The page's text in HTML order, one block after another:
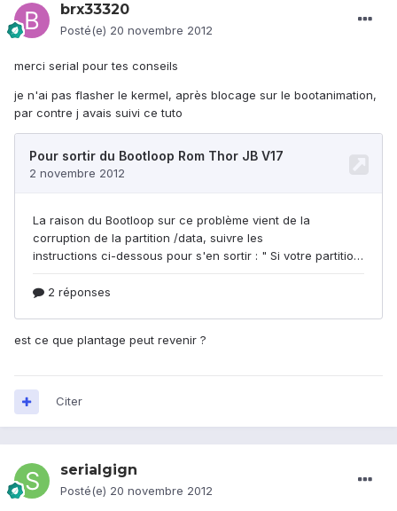
brx33320
Posté(e) 20 novembre 2012
merci serial pour tes conseils
je n'ai pas flasher le kermel, après blocage sur le bootanimation,
par contre j avais suivi ce tuto
est ce que plantage peut revenir ?
Citer
serialgign
Posté(e) 20 novembre 2012